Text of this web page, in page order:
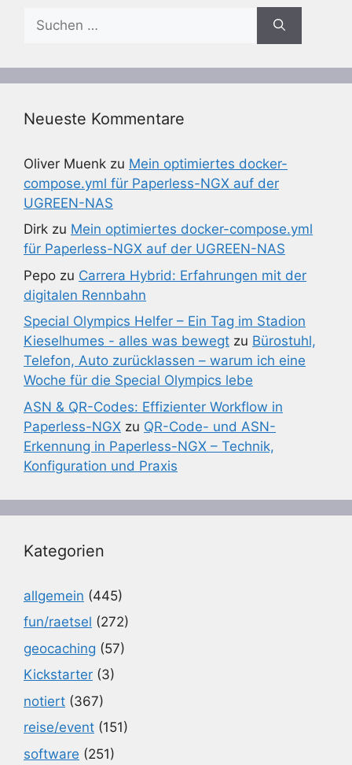
nach:
Neueste Kommentare
Oliver Muenk zu Mein optimiertes docker-
compose.yml für Paperless-NGX auf der
UGREEN-NAS
Dirk zu Mein optimiertes docker-compose.yml
für Paperless-NGX auf der UGREEN-NAS
Pepo zu Carrera Hybrid: Erfahrungen mit der
digitalen Rennbahn
Special Olympics Helfer – Ein Tag im Stadion
Kieselhumes - alles was bewegt zu Bürostuhl,
Telefon, Auto zurücklassen – warum ich eine
Woche für die Special Olympics lebe
ASN & QR-Codes: Effizienter Workflow in
Paperless-NGX zu QR-Code- und ASN-
Erkennung in Paperless-NGX – Technik,
Konfiguration und Praxis
Kategorien
allgemein (445)
fun/raetsel (272)
geocaching (57)
Kickstarter (3)
notiert (367)
reise/event (151)
software (251)